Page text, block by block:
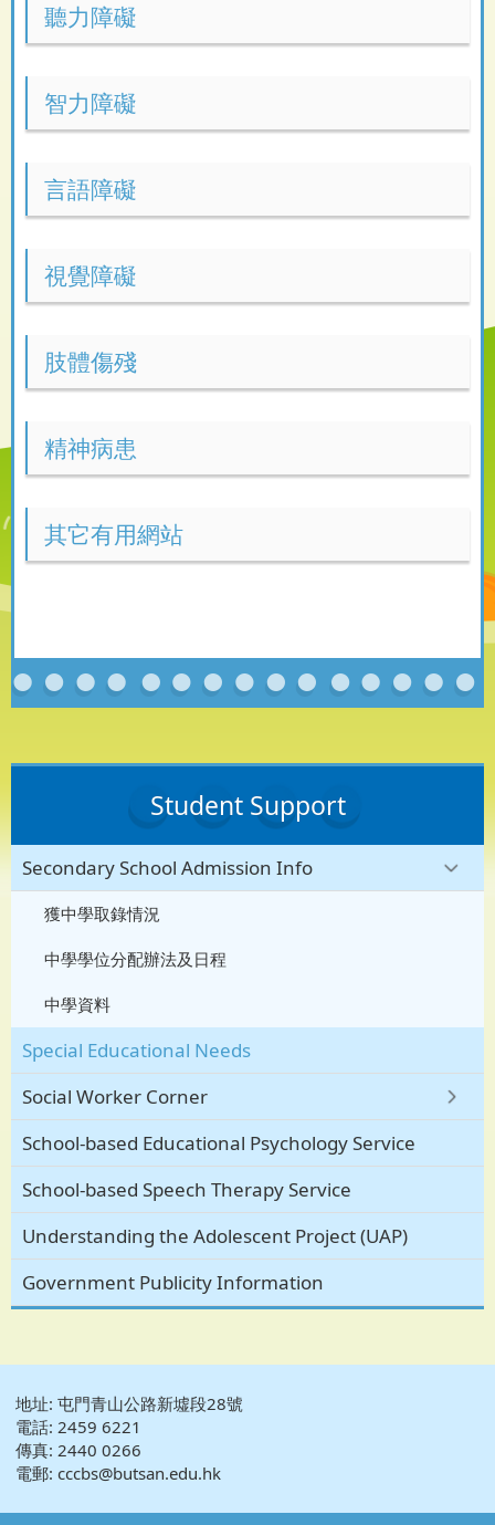
聽力障礙
智力障礙
言語障礙
視覺障礙
肢體傷殘
精神病患
其它有用網站
Student Support
Secondary School Admission Info
獲中學取錄情況
中學學位分配辦法及日程
中學資料
Special Educational Needs
Social Worker Corner
School-based Educational Psychology Service
School-based Speech Therapy Service
Understanding the Adolescent Project (UAP)
Government Publicity Information
地址: 屯門青山公路新墟段28號
電話: 2459 6221
傳真: 2440 0266
電郵: cccbs@butsan.edu.hk